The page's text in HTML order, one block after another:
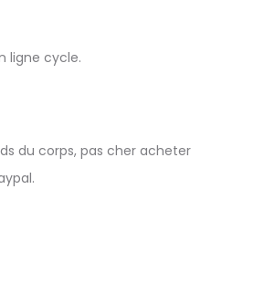
ligne cycle.
du corps, pas cher acheter